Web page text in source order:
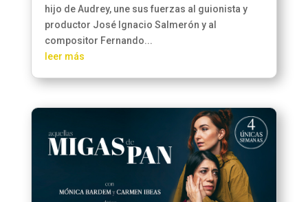
hijo de Audrey, une sus fuerzas al guionista y
productor José Ignacio Salmerón y al
compositor Fernando...
leer más